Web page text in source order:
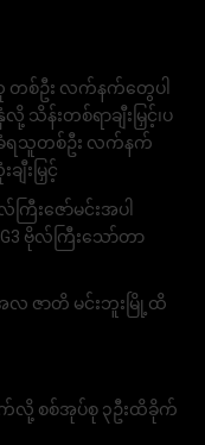
တစ်ဦး လက်နက်တွေပါ
န်းတစ်ရာချီးမြှင့်၊ပ
ခံရသူတစ်ဦး လက်နက်
းမြှင့်
ြီးဇော်မင်းအပါ
ဗိုလ်ကြီးသော်တာ
လ ဇာတိ မင်းဘူးမြို့ထိ
လို့ စစ်အုပ်စု ၃ဦးထိခိုက်